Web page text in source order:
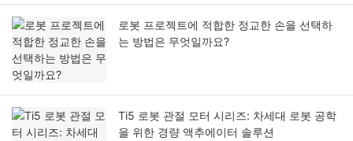
로봇 프로젝트에 적합한 정교한 손을 선택하
는 방법은 무엇일까요?
Ti5 로봇 관절 모터 시리즈: 차세대 로봇 공학
을 위한 경량 액추에이터 솔루션